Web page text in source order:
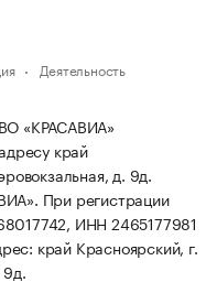
Деятельность
«КРАСАВИА»
край
д. 9д.
При регистрации
ИНН 2465177981
край Красноярский, г.